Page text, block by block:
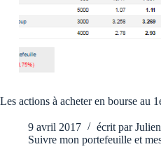
Les actions à acheter en bourse au
9 avril 2017 écrit par Julien
Suivre mon portefeuille et